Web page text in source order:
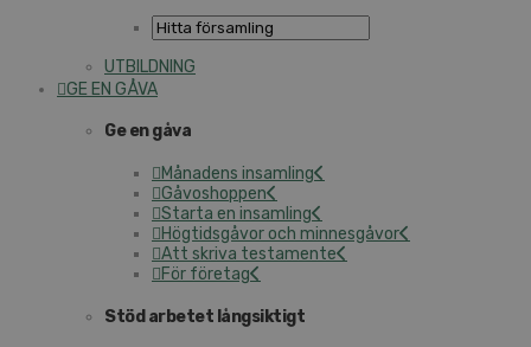
UTBILDNING
GE EN GÅVA
Ge en gåva
Månadens insamling
Gåvoshoppen
Starta en insamling
Högtidsgåvor och minnesgåvor
Att skriva testamente
För företag
Stöd arbetet långsiktigt